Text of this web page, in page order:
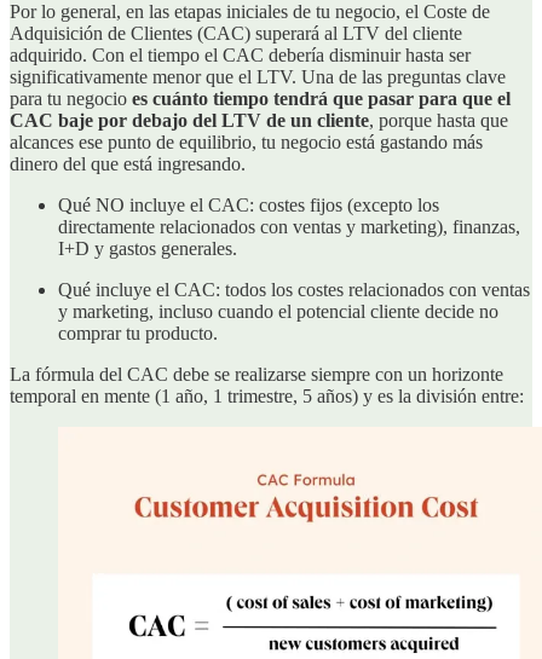
Por lo general, en las etapas iniciales de tu negocio, el Coste de
Adquisición de Clientes (CAC) superará al LTV del cliente
adquirido. Con el tiempo el CAC debería disminuir hasta ser
significativamente menor que el LTV. Una de las preguntas clave
para tu negocio es cuánto tiempo tendrá que pasar para que el
CAC baje por debajo del LTV de un cliente, porque hasta que
alcances ese punto de equilibrio, tu negocio está gastando más
dinero del que está ingresando.
Qué NO incluye el CAC: costes fijos (excepto los
directamente relacionados con ventas y marketing), finanzas,
I+D y gastos generales.
Qué incluye el CAC: todos los costes relacionados con ventas
y marketing, incluso cuando el potencial cliente decide no
comprar tu producto.
La fórmula del CAC debe se realizarse siempre con un horizonte
temporal en mente (1 año, 1 trimestre, 5 años) y es la división entre: